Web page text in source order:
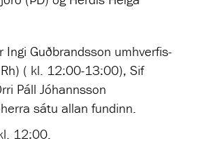
Ingi Guðbrandsson umhverfis-
( kl. 12:00-13:00), Sif
Páll Jóhannsson
sátu allan fundinn.
12:00.